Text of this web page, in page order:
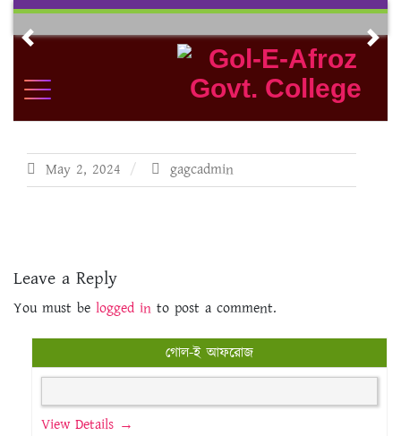
Skip
contentPrevious
May 2, 2024 gagcadmin
Leave a Reply
You must be logged in to post a comment.
গোল-ই আফরোজ
View Details →